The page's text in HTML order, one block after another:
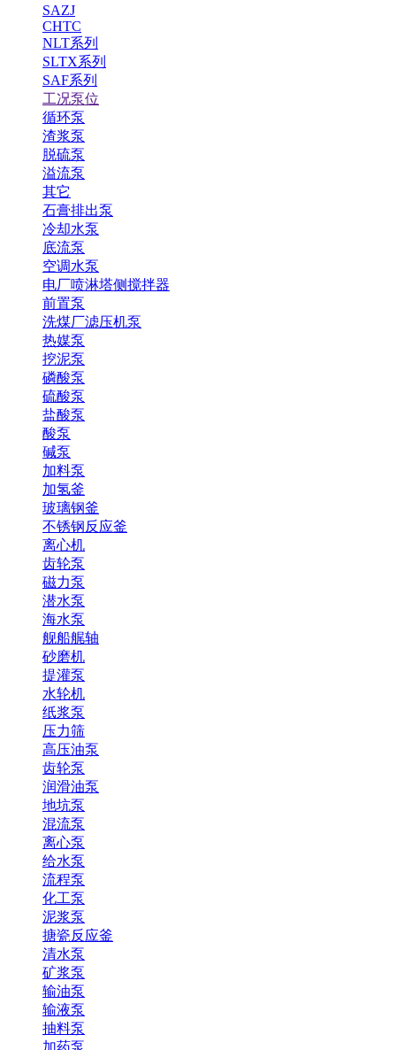
SAZJ
CHTC
NLT系列
SLTX系列
SAF系列
工况泵位
循环泵
渣浆泵
脱硫泵
溢流泵
其它
石膏排出泵
冷却水泵
底流泵
空调水泵
电厂喷淋塔侧搅拌器
前置泵
洗煤厂滤压机泵
热媒泵
挖泥泵
磷酸泵
硫酸泵
盐酸泵
酸泵
碱泵
加料泵
加氢釜
玻璃钢釜
不锈钢反应釜
离心机
齿轮泵
磁力泵
潜水泵
海水泵
舰船艉轴
砂磨机
提灌泵
水轮机
纸浆泵
压力筛
高压油泵
齿轮泵
润滑油泵
地坑泵
混流泵
离心泵
给水泵
流程泵
化工泵
泥浆泵
搪瓷反应釜
清水泵
矿浆泵
输油泵
输液泵
抽料泵
加药泵